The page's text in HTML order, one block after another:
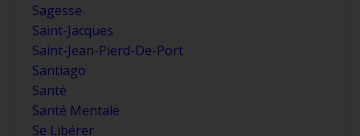
Sagesse
Saint-Jacques
Saint-Jean-Pierd-De-Port
Santiago
Santé
Santé Mentale
Se Libérer